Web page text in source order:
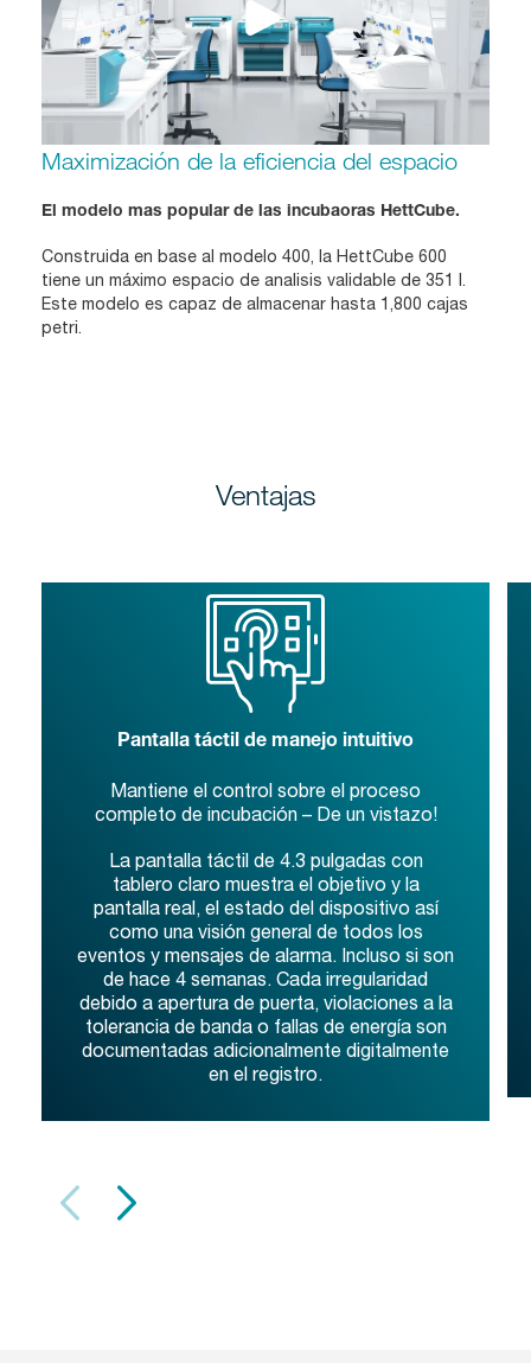
Maximización de la eficiencia del espacio
El modelo mas popular de las incubaoras HettCube.
Construida en base al modelo 400, la HettCube 600
tiene un máximo espacio de analisis validable de 351 l.
Este modelo es capaz de almacenar hasta 1,800 cajas
petri.
Ventajas
Pantalla táctil de manejo intuitivo
Mantiene el control sobre el proceso
completo de incubación – De un vistazo!
La pantalla táctil de 4.3 pulgadas con
tablero claro muestra el objetivo y la
pantalla real, el estado del dispositivo así
como una visión general de todos los
eventos y mensajes de alarma. Incluso si son
de hace 4 semanas. Cada irregularidad
debido a apertura de puerta, violaciones a la
tolerancia de banda o fallas de energía son
documentadas adicionalmente digitalmente
en el registro.